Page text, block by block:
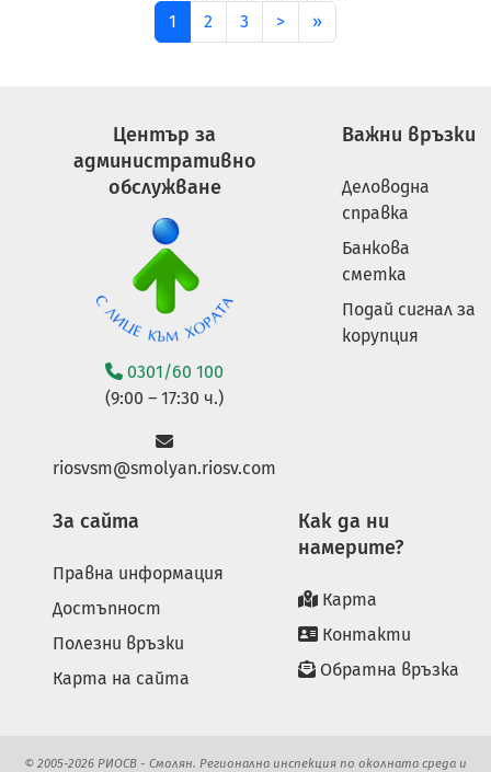
1
2 3 >след
»последена
Център за
административно
обслужване
0301/60 100
(9:00 – 17:30 ч.)
riosvsm@smolyan.riosv.com
Важни връзки
Деловодна
справка
Банкова
сметка
Подай сигнал за
корупция
За сайта
Правна информация
Достъпност
Полезни връзки
Карта на сайта
Как да ни
намерите?
Карта
Контакти
Обратна връзка
© 2005-2026 РИОСВ - Смолян. Регионална инспекция по околната среда и